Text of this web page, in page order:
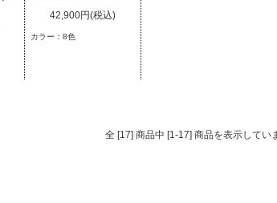
42,900円(税込)
カラー：8色
全 [17] 商品中 [1-17] 商品を表示してい